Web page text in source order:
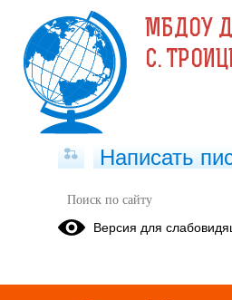
Политика
МБДОУ
С.
Написать
Версия для